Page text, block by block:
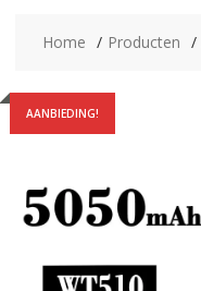
Home Producten
AANBIEDING!